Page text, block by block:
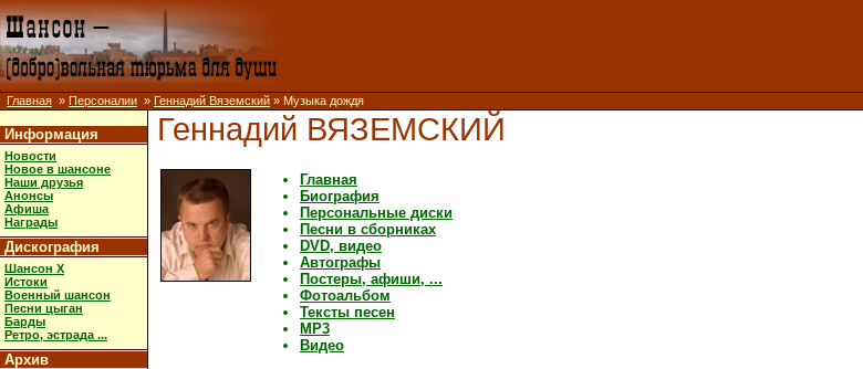
Главная » Персоналии » Геннадий Вяземский » Музыка дождя
Информация
Новости
Новое в шансоне
Наши друзья
Анонсы
Афиша
Награды
Дискография
Шансон X
Истоки
Военный шансон
Песни цыган
Барды
Ретро, эстрада ...
Архив
Геннадий ВЯЗЕМСКИЙ
Главная
Биография
Персональные диски
Песни в сборниках
DVD, видео
Автографы
Постеры, афиши, ...
Фотоальбом
Тексты песен
MP3
Видео